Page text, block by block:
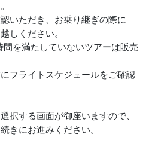
いただき、お乗り継ぎの際に
しください。
を満たしていないツアーは販売
フライトスケジュールをご確認
択する画面が御座いますので、
きにお進みください。